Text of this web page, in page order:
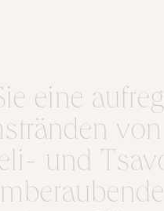
eine
und